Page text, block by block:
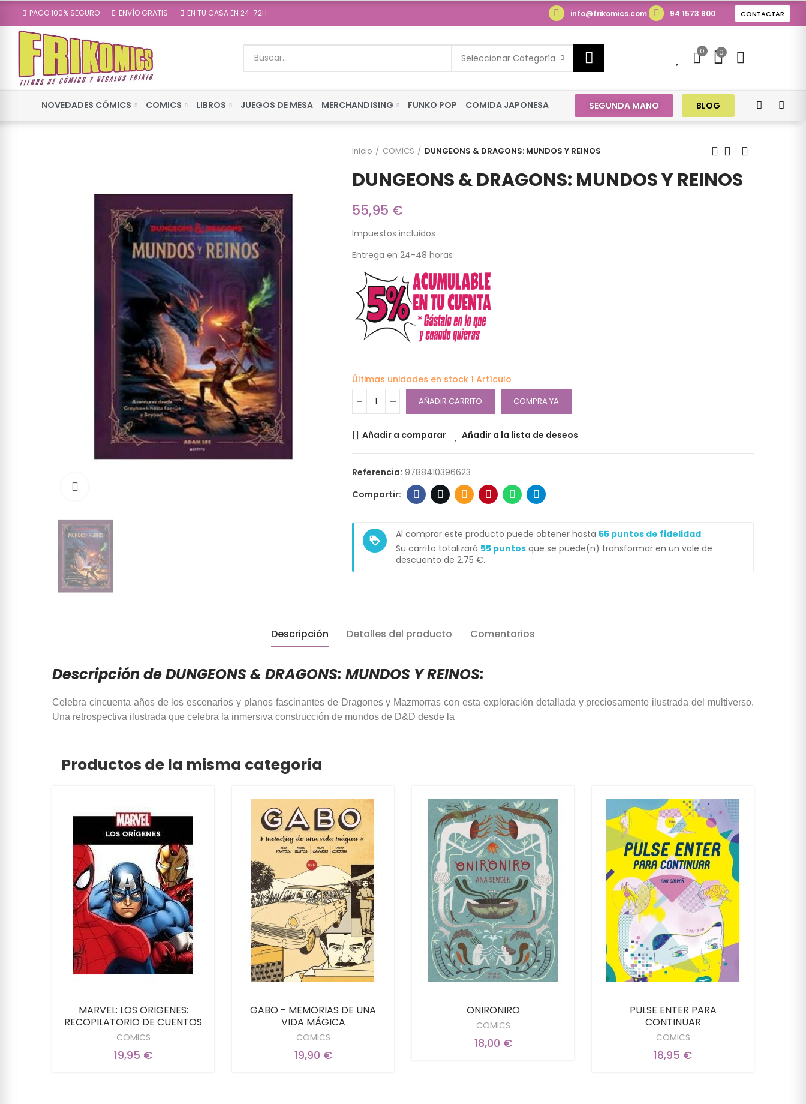
PAGO 100% SEGURO ENVÍO GRATIS EN TU CASA EN 24-72H info@frikomics.com 94 1573 800 CONTACTAR
Seleccionar Categoría
0 0
NOVEDADES CÓMICS COMICS LIBROS JUEGOS DE MESA MERCHANDISING FUNKO POP COMIDA JAPONESA SEGUNDA MANO BLOG
Inicio COMICS DUNGEONS & DRAGONS: MUNDOS Y REINOS
DUNGEONS & DRAGONS: MUNDOS Y REINOS
55,95 €
Impuestos incluidos
Entrega en 24-48 horas
Últimas unidades en stock 1 Artículo
AÑADIR CARRITO COMPRA YA
Añadir a comparar Añadir a la lista de deseos
Referencia: 9788410396623
loyalty
Al comprar este producto puede obtener hasta 55 puntos de fidelidad.
Su carrito totalizará 55 puntos que se puede(n) transformar en un vale de
descuento de 2,75 €.
Descripción Detalles del producto Comentarios
Descripción de DUNGEONS & DRAGONS: MUNDOS Y REINOS:
Celebra cincuenta años de los escenarios y planos fascinantes de Dragones y Mazmorras con esta exploración detallada y preciosamente ilustrada del multiverso.
Una retrospectiva ilustrada que celebra la inmersiva construcción de mundos de D&D desde la
Productos de la misma categoría
MARVEL: LOS ORIGENES:
RECOPILATORIO DE CUENTOS
COMICS
19,95 €
GABO - MEMORIAS DE UNA
VIDA MÁGICA
COMICS
19,90 €
ONIRONIRO
COMICS
18,00 €
PULSE ENTER PARA
CONTINUAR
COMICS
18,95 €